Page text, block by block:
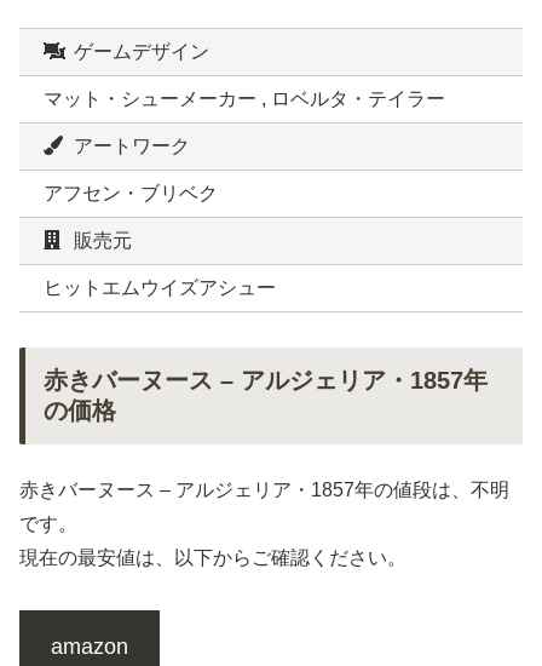
ゲームデザイン
マット・シューメーカー , ロベルタ・テイラー
アートワーク
アフセン・ブリベク
販売元
ヒットエムウイズアシュー
赤きバーヌース – アルジェリア・1857年
の価格
赤きバーヌース – アルジェリア・1857年の値段は、不明
です。
現在の最安値は、以下からご確認ください。
amazon